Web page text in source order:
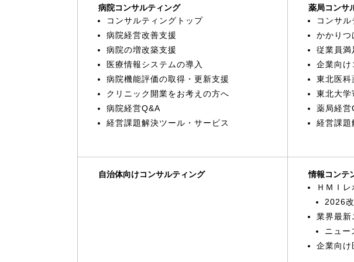
病院コンサルティング
コンサルティングトップ
病院経営改善支援
病院の増改築支援
医療情報システムの導入
病院機能評価の取得・更新支援
クリニック開業をお考えの方へ
病院経営Q&A
経営課題解決ツール・サービス
薬局コンサ
コンサ
かかりつ
従業員満
企業向け
東北医科
東北大学
薬局経営
経営課題
自治体向けコンサルティング
情報コンテ
ＨＭＩレ
2026
業界最新
ニュー
企業向け